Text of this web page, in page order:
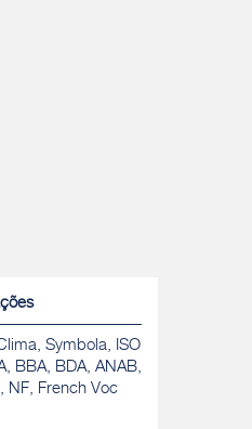
Symbola, ISO
BBA, BDA, ANAB,
NF, French Voc